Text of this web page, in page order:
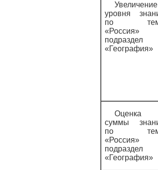
Увеличение
уровня
по
«Россия»
подраздел
«География»
Оценка
суммы
по
«Россия»
подраздел
«География»